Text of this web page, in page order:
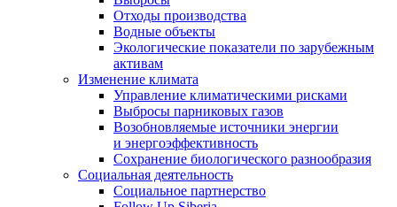
Отходы производства
Водные объекты
Экологические показатели по зарубежным
активам
Изменение климата
Управление климатическими рисками
Выбросы парниковых газов
Возобновляемые источники энергии
и энергоэффективность
Сохранение биологического разнообразия
Социальная деятельность
Социальное партнерство